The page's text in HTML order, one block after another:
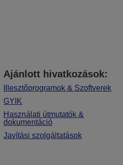
Ajánlott hivatkozások:
Illesztőprogramok & Szoftverek
GYIK
Használati útmutatók &
dokumentáció
Javítási szolgáltatások